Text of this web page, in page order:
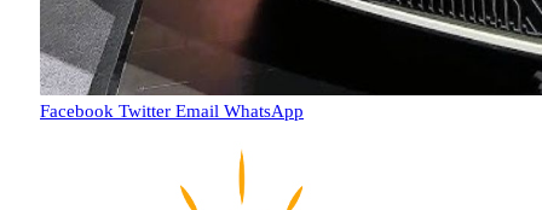
Facebook Twitter Email WhatsApp